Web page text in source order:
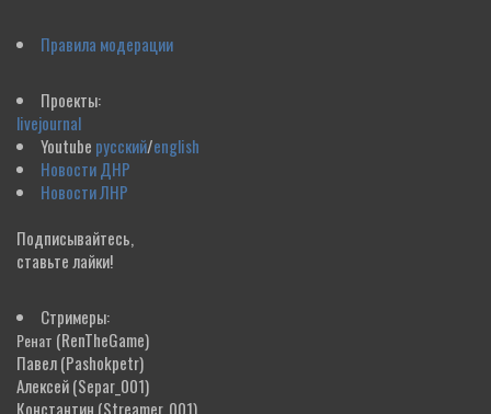
Правила модерации
Проекты:
livejournal
Youtube русский/english
Новости ДНР
Новости ЛНР
Подписывайтесь,
ставьте лайки!
Стримеры:
Ренат (RenTheGame)
Павел(Pashokpetr)
Алексей(Separ_001)
Константин (Streamer_001)